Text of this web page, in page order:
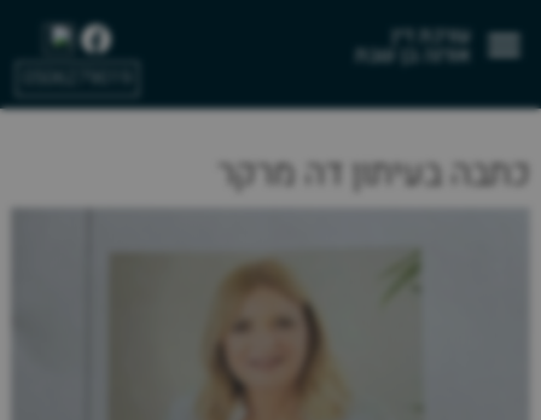
עורכת דין
אורנה בן שבת
כתבה בעיתון דה מרקר